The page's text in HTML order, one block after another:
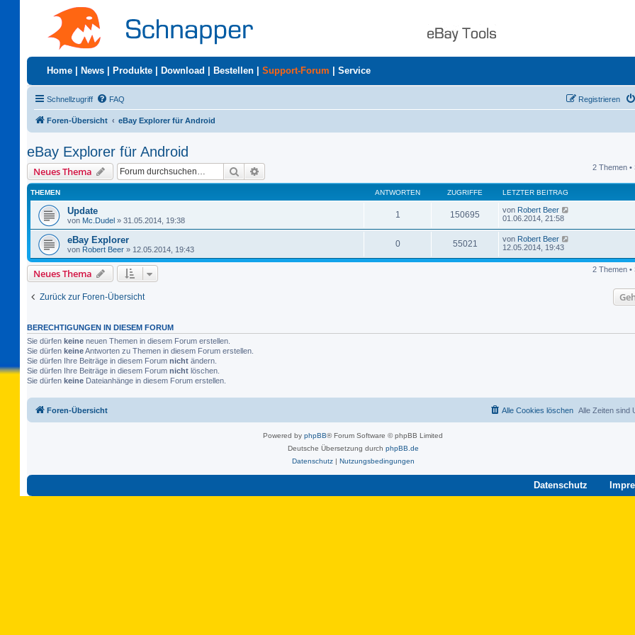
Home News Produkte Download Bestellen Support-Forum Service
Schnellzugriff FAQ Registrieren
Foren-Übersicht eBay Explorer für Android
eBay Explorer für Android
Neues Thema Suche 2 Themen •
THEMEN ANTWORTEN ZUGRIFFE LETZTER BEITRAG
Update
von Mc.Dudel » 31.05.2014, 19:38
1 150695 von Robert Beer
01.06.2014, 21:58
eBay Explorer
von Robert Beer » 12.05.2014, 19:43
0 55021 von Robert Beer
12.05.2014, 19:43
Neues Thema 2 Themen •
Zurück zur Foren-Übersicht
BERECHTIGUNGEN IN DIESEM FORUM
Sie dürfen keine neuen Themen in diesem Forum erstellen.
Sie dürfen keineAntworten zu Themen in diesem Forum erstellen.
Sie dürfen Ihre Beiträge in diesem Forum nicht ändern.
Sie dürfen Ihre Beiträge in diesem Forum nicht löschen.
Sie dürfen keine Dateianhänge in diesem Forum erstellen.
Foren-Übersicht Alle Zeiten sind
Alle Cookies löschen
Powered by phpBB® Forum Software © phpBB Limited
Deutsche Übersetzung durch phpBB.de
Datenschutz| Nutzungsbedingungen
Datenschutz